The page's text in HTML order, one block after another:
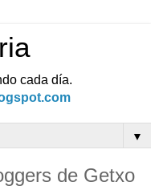
cada día.
▼
de Getxo